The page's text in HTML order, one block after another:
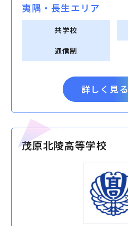
夷隅・⻑⽣エリア
共学校
通信制
詳しく見る
茂原北陵高等学校